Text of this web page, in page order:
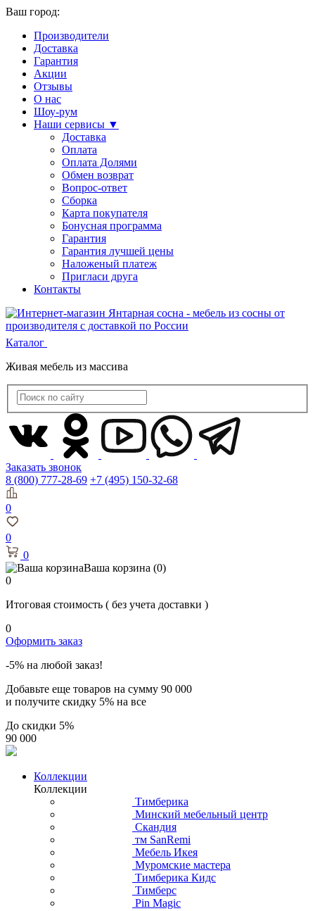
Ваш город:
Производители
Доставка
Гарантия
Акции
Отзывы
О нас
Шоу-рум
Наши сервисы ▼
Доставка
Оплата
Оплата Долями
Обмен возврат
Вопрос-ответ
Сборка
Карта покупателя
Бонусная программа
Гарантия
Гарантия лучшей цены
Наложеный платеж
Пригласи друга
Контакты
Каталог
Живая мебель из массива
Заказать звонок
8 (800) 777-28-69 +7 (495) 150-32-68
0
0
0
Ваша корзина (0)
0
Итоговая стоимость ( без учета доставки )
0
Оформить заказ
-5% на любой заказ!
Добавьте еще товаров на сумму 90 000
и получите скидку 5% на все
До скидки 5%
90 000
Коллекции
Коллекции
Тимберика
Минский мебельный центр
Скандия
тм SanRemi
Мебель Икея
Муромские мастера
Тимберика Кидс
Тимберс
Pin Magic